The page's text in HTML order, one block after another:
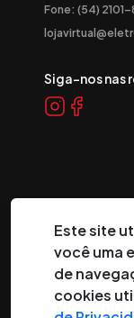
Fone: (54)
Siga-nos nas
2026
direitos reservados.
DESENVOLVIDO
Este site
você uma
de
cookies